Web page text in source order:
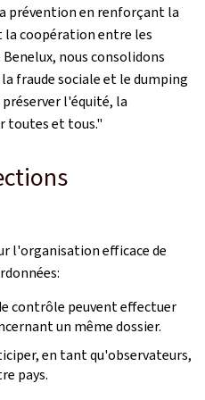
prévention en renforçant la
coopération entre les
nous consolidons
fraude sociale et ledumping
l'équité, la
toutes et tous."
l'organisation efficace de
contrôle peuvent effectuer
un même dossier.
en tant qu'observateurs,
pays.